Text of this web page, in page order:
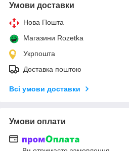
Умови доставки
Нова Пошта
Магазини Rozetka
Укрпошта
Доставка поштою
Всі умови доставки
Умови оплати